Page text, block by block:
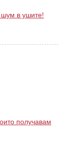
в ушите!
получавам